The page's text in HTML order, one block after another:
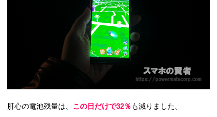
肝心の電池残量は、 この日だけで32％も減りました。